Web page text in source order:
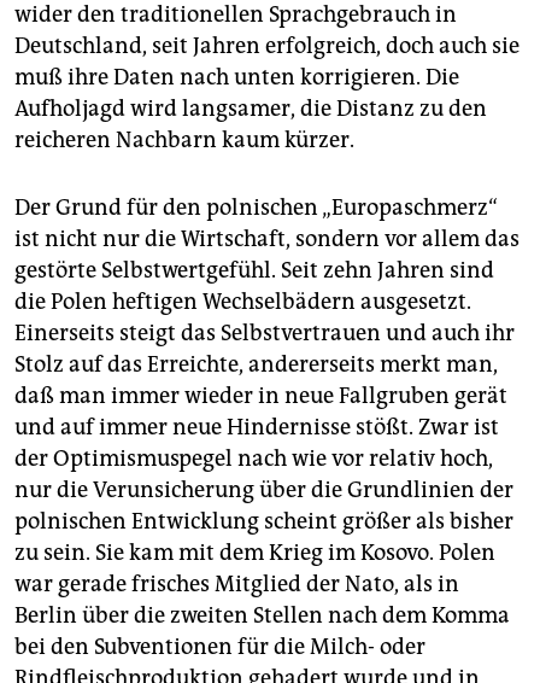
wider den traditionellen Sprachgebrauch in
Deutschland, seit Jahren erfolgreich, doch auch sie
muß ihre Daten nach unten korrigieren. Die
Aufholjagd wird langsamer, die Distanz zu den
reicheren Nachbarn kaum kürzer.
Der Grund für den polnischen „Europaschmerz“
ist nicht nur die Wirtschaft, sondern vor allem das
gestörte Selbstwertgefühl. Seit zehn Jahren sind
die Polen heftigen Wechselbädern ausgesetzt.
Einerseits steigt das Selbstvertrauen und auch ihr
Stolz auf das Erreichte, andererseits merkt man,
daß man immer wieder in neue Fallgruben gerät
und auf immer neue Hindernisse stößt. Zwar ist
der Optimismuspegel nach wie vor relativ hoch,
nur die Verunsicherung über die Grundlinien der
polnischen Entwicklung scheint größer als bisher
zu sein. Sie kam mit dem Krieg im Kosovo. Polen
war gerade frisches Mitglied der Nato, als in
Berlin über die zweiten Stellen nach dem Komma
bei den Subventionen für die Milch- oder